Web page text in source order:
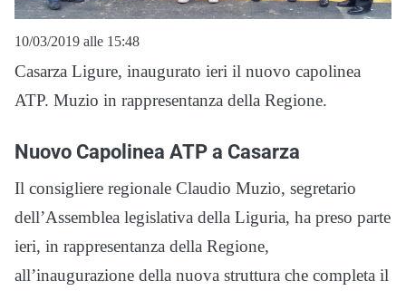
10/03/2019 alle 15:48
Casarza Ligure, inaugurato ieri il nuovo capolinea
ATP. Muzio in rappresentanza della Regione.
Nuovo Capolinea ATP a Casarza
Il consigliere regionale Claudio Muzio, segretario
dell’Assemblea legislativa della Liguria, ha preso parte
ieri, in rappresentanza della Regione,
all’inaugurazione della nuova struttura che completa il